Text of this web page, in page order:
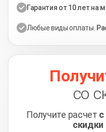
Гарантия от 10 лет на
Любые виды оплаты.
со
Получите расчет
скидки